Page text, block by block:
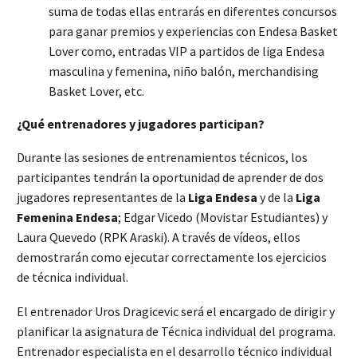
suma de todas ellas entrarás en diferentes concursos
para ganar premios y experiencias con Endesa Basket
Lover como, entradas VIP a partidos de liga Endesa
masculina y femenina, niño balón, merchandising
Basket Lover, etc.
¿Qué entrenadores y jugadores participan?
Durante las sesiones de entrenamientos técnicos, los
participantes tendrán la oportunidad de aprender de dos
jugadores representantes de la Liga Endesa y de la Liga
Femenina Endesa; Edgar Vicedo (Movistar Estudiantes) y
Laura Quevedo (RPK Araski). A través de vídeos, ellos
demostrarán como ejecutar correctamente los ejercicios
de técnica individual.
El entrenador Uros Dragicevic será el encargado de dirigir y
planificar la asignatura de Técnica individual del programa.
Entrenador especialista en el desarrollo técnico individual